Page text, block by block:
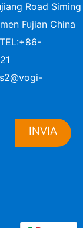
Road Siming
Fujian China
+86-
INVIA